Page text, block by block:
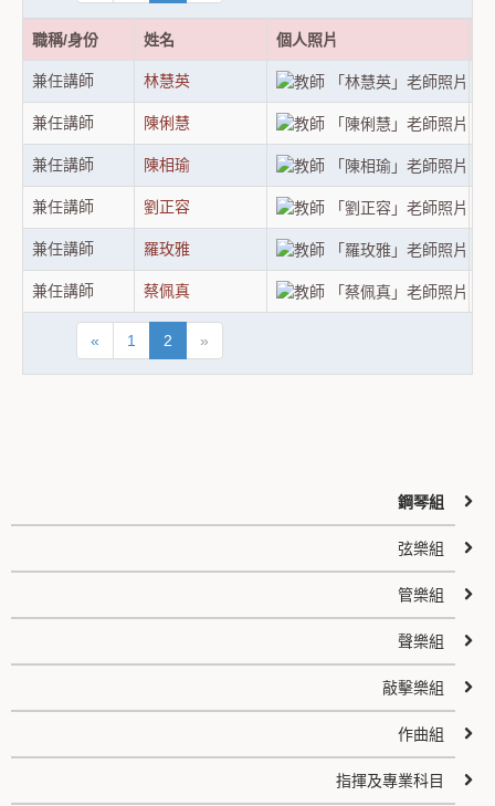
職稱/身份 姓名 個人照片
兼任講師 林慧英
兼任講師 陳俐慧
兼任講師 陳相瑜
兼任講師 劉正容
兼任講師 羅玫雅
兼任講師 蔡佩真
« 1 2 »
鋼琴組
弦樂組
管樂組
聲樂組
敲擊樂組
作曲組
指揮及專業科目